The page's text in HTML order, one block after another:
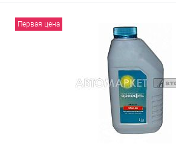
Первая цена